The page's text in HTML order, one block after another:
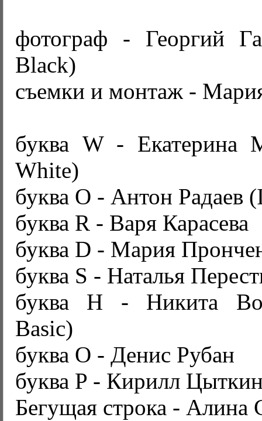
фотограф - Георгий
Black)
съемки и монтаж -
буква W - Екатерина
White)
буква O - Антон Радаев
буква R - Варя Карасева
буква D - Мария
буква S - Наталья
буква H - Никита
Basic)
буква O - Денис Рубан
буква P - Кирилл
Бегущая строка - Алина